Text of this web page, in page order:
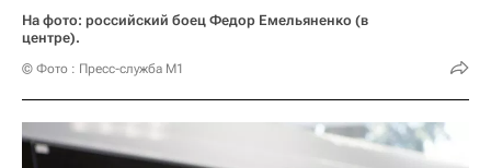
На фото: российский боец Федор Емельяненко (в
центре).
© Фото : Пресс-служба M1